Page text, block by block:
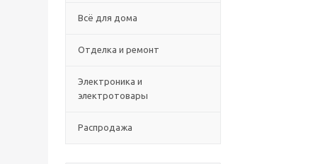
Всё для дома
Отделка и ремонт
Электроника и
электротовары
Распродажа